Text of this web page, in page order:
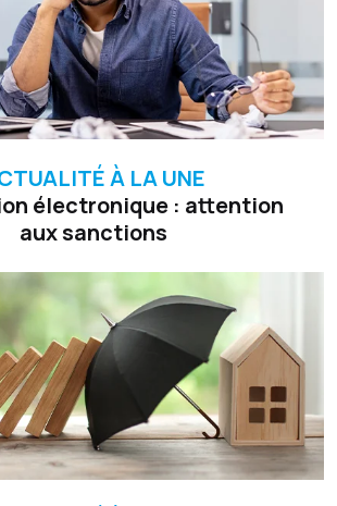
À LA UNE
électronique : attention
aux sanctions